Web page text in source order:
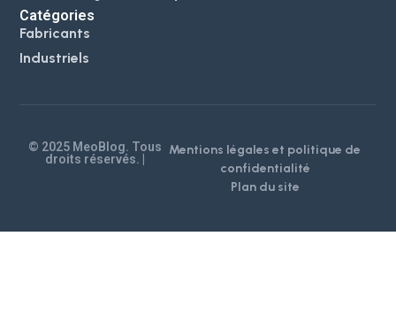
Catégories
Fabricants
Industriels
© 2025 MeoBlog. Tous
droits réservés. |
Mentions légales et politique de
confidentialité
Plan du site